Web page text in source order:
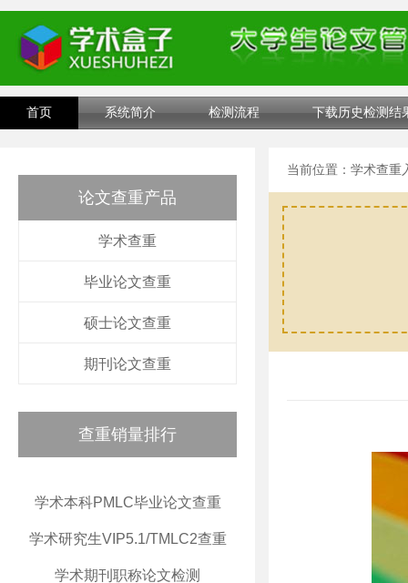
首页 系统简介 检测流程 下载历史检测结
论文查重产品
学术查重
毕业论文查重
硕士论文查重
期刊论文查重
查重销量排行
学术本科PMLC毕业论文查重
学术研究生VIP5.1/TMLC2查重
学术期刊职称论文检测
当前位置： 学术查重